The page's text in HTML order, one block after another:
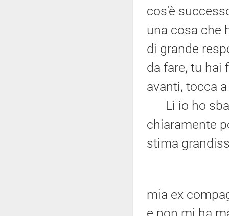
cos'è
una cosa che
di grande
da fare, tu hai
avanti, tocca
Lì io ho
chiaramente
stima
mia ex